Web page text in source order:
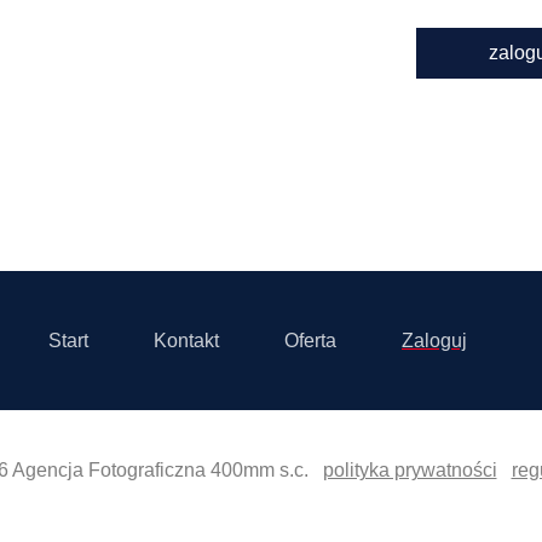
Start Kontakt Oferta Zaloguj
Agencja Fotograficzna 400mm s.c. polityka prywatności